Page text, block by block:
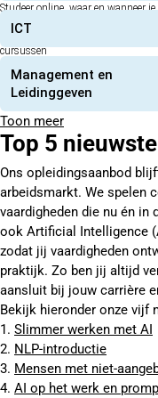
Studeer online, waar en wanneer
Behaal een erkend diploma of
Kies uit meer dan 900 opleidingen
cursussen
Vind je opleiding in
ICT
Management en
Leidinggeven
Toon meer
Top 5
Ons opleidingsaanbod
arbeidsmarkt. We spelen
vaardigheden die nu én
ook Artificial Intelligence
zodat jij vaardigheden
praktijk. Zo ben jij altijd
aansluit bij jouw carrière
Bekijk hieronder onze vijf
Slimmer werken met AI
NLP-introductie
Mensen met niet-
AI op het werk en